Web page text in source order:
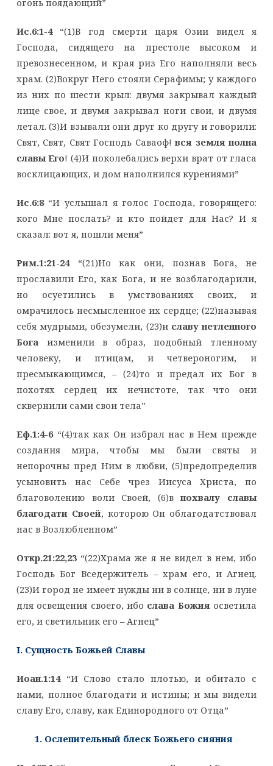
Ис.6:1-4“(1)В год смерти царя Озии видел я
Господа, сидящего на престоле высоком и
превознесенном, и края риз Его наполняли весь
храм. (2)Вокруг Него стояли Серафимы; у каждого
из них по шести крыл: двумя закрывал каждый
лице свое, и двумя закрывал ноги свои, и двумя
летал. (3)И взывали они друг ко другу и говорили:
Свят, Свят, Свят Господь Саваоф!вся земля полна
славы Его! (4)И поколебались верхи врат от гласа
восклицающих, и дом наполнился курениями”
Ис.6:8“И услышал я голос Господа, говорящего:
кого Мне послать? и кто пойдет для Нас? И я
сказал: вот я, пошли меня”
Рим.1:21-24“(21)Но как они, познав Бога, не
прославили Его, как Бога, и не возблагодарили,
но осуетились в умствованиях своих, и
омрачилось несмысленное их сердце; (22)называя
себя мудрыми, обезумели, (23)и славу нетленного
Бога изменили в образ, подобный тленному
человеку, и птицам, и четвероногим, и
пресмыкающимся, – (24)то и предал их Бог в
похотях сердец их нечистоте, так что они
сквернили сами свои тела”
Еф.1:4-6“(4)так как Он избрал нас в Нем прежде
создания мира, чтобы мы были святы и
непорочны пред Ним в любви, (5)предопределив
усыновить нас Себе чрез Иисуса Христа, по
благоволению воли Своей, (6)впохвалу славы
благодати Своей, которою Он облагодатствовал
нас в Возлюбленном”
Откр.21:22,23“(22)Храма же я не видел в нем, ибо
Господь Бог Вседержитель – храм его, и Агнец.
(23)И город не имеет нужды ни в солнце, ни в луне
для освещения своего, ибо слава Божияосветила
его, и светильник его – Агнец”
I. Сущность Божьей Славы
Иоан.1:14“И Слово стало плотью, и обитало с
нами, полное благодати и истины; и мы видели
славу Его, славу, как Единородного от Отца”
1. Ослепительный блеск Божьего сияния